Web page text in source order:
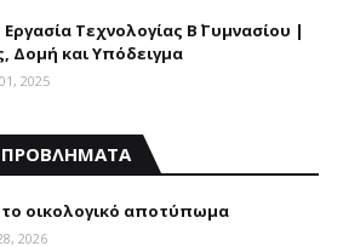
Τεχνολογίας Β΄ Γυμνασίου |
Δομή και Υπόδειγμα
2025
ΠΡΟΒΛΗΜΑΤΑ
το οικολογικό αποτύπωμα
2026